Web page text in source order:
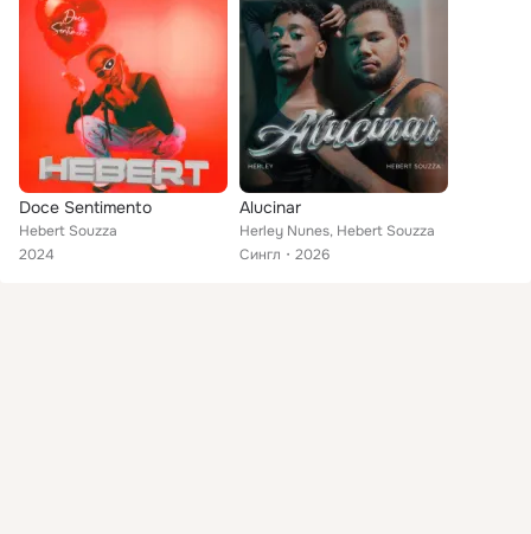
Doce Sentimento
Hebert Souzza
2024
Alucinar
Herley Nunes, Hebert Souzza
Сингл
2026